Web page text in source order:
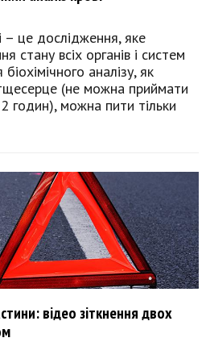
– це дослідження, яке
стану всіх органів і систем
аналізу, як
(не можна приймати
годин), можна пити тільки
відео зіткнення двох